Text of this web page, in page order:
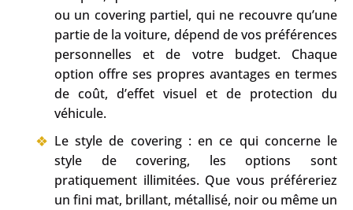
ou un covering partiel, qui ne recouvre qu’une
partie de la voiture, dépend de vos préférences
personnelles et de votre budget. Chaque
option offre ses propres avantages en termes
de coût, d’effet visuel et de protection du
véhicule.
Le style de covering : en ce qui concerne le
style de covering, les options sont
pratiquement illimitées. Que vous préféreriez
un fini mat, brillant, métallisé, noir ou même un